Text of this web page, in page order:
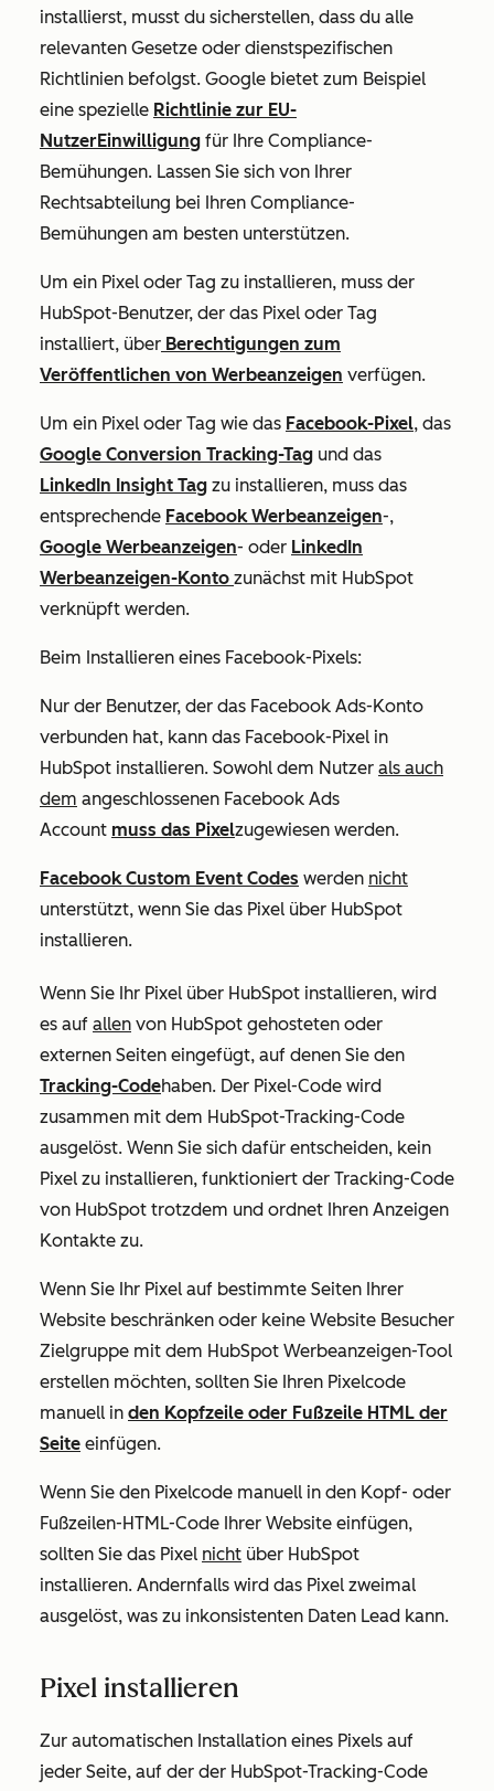
installierst, musst du sicherstellen, dass du alle
relevanten Gesetze oder dienstspezifischen
Richtlinien befolgst. Google bietet zum Beispiel
eine spezielle Richtlinie zur EU-
NutzerEinwilligung für Ihre Compliance-
Bemühungen. Lassen Sie sich von Ihrer
Rechtsabteilung bei Ihren Compliance-
Bemühungen am besten unterstützen.
Um ein Pixel oder Tag zu installieren, muss der
HubSpot-Benutzer, der das Pixel oder Tag
installiert, über Berechtigungen zum
Veröffentlichen von Werbeanzeigen verfügen.
Um ein Pixel oder Tag wie das Facebook-Pixel, das
Google Conversion Tracking-Tag und das
LinkedIn Insight Tag zu installieren, muss das
entsprechende Facebook Werbeanzeigen-,
Google Werbeanzeigen- oder LinkedIn
Werbeanzeigen-Konto zunächst mit HubSpot
verknüpft werden.
Beim Installieren eines Facebook-Pixels:
Nur der Benutzer, der das Facebook Ads-Konto
verbunden hat, kann das Facebook-Pixel in
HubSpot installieren. Sowohl dem Nutzer als auch
dem angeschlossenen Facebook Ads
Account muss das Pixelzugewiesen werden.
Facebook Custom Event Codes werden nicht
unterstützt, wenn Sie das Pixel über HubSpot
installieren.
Wenn Sie Ihr Pixel über HubSpot installieren, wird
es auf allen von HubSpot gehosteten oder
externen Seiten eingefügt, auf denen Sie den
Tracking-Codehaben. Der Pixel-Code wird
zusammen mit dem HubSpot-Tracking-Code
ausgelöst. Wenn Sie sich dafür entscheiden, kein
Pixel zu installieren, funktioniert der Tracking-Code
von HubSpot trotzdem und ordnet Ihren Anzeigen
Kontakte zu.
Wenn Sie Ihr Pixel auf bestimmte Seiten Ihrer
Website beschränken oder keine Website Besucher
Zielgruppe mit dem HubSpot Werbeanzeigen-Tool
erstellen möchten, sollten Sie Ihren Pixelcode
manuell in den Kopfzeile oder Fußzeile HTML der
Seite einfügen.
Wenn Sie den Pixelcode manuell in den Kopf- oder
Fußzeilen-HTML-Code Ihrer Website einfügen,
sollten Sie das Pixel nicht über HubSpot
installieren. Andernfalls wird das Pixel zweimal
ausgelöst, was zu inkonsistenten Daten Lead kann.
Pixel installieren
Zur automatischen Installation eines Pixels auf
jeder Seite, auf der der HubSpot-Tracking-Code